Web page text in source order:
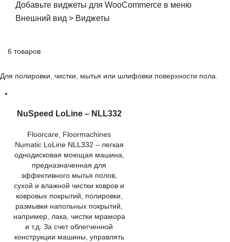
Добавьте виджеты для WooCommerce в меню
Внешний вид > Виджеты
6 товаров
Для полировки, чистки, мытья или шлифовки поверхности пола.
NuSpeed LoLine – NLL332
Floorcare Floormachines
Numatic LoLine NLL332 – легкая
однодисковая моющая машина,
предназначенная для
эффективного мытья полов,
сухой и влажной чистки ковров и
ковровых покрытий, полировки,
размывки напольных покрытий,
например, лака, чистки мрамора
и т.д. За счет облегченной
конструкции машины, управлять